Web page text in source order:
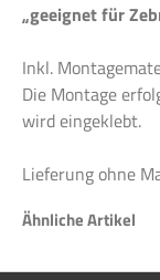
„geeignet für
Inkl.
Die Montage
wird eingeklebt.
Lieferung ohne
Ähnliche Artikel